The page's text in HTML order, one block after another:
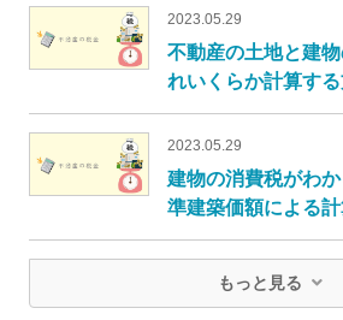
2023.05.29
不動産の土地と建
れいくらか計算す
2023.05.29
建物の消費税がわ
準建築価額による
もっと見る